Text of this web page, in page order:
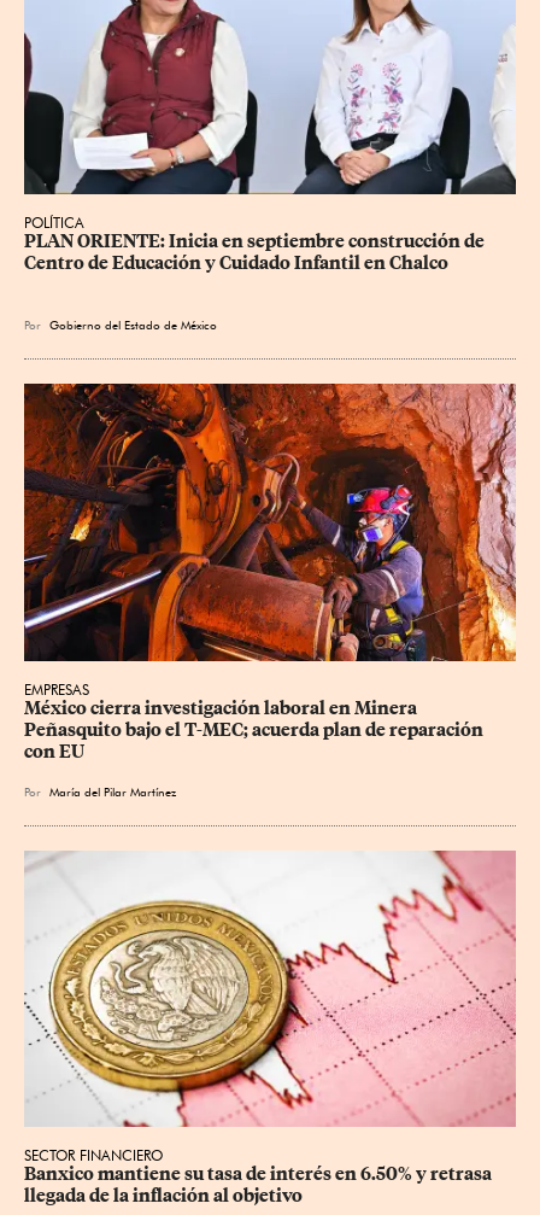
POLÍTICA
PLAN ORIENTE: Inicia en septiembre construcción de
Centro de Educación y Cuidado Infantil en Chalco
Por Gobierno del Estado de México
EMPRESAS
México cierra investigación laboral en Minera
Peñasquito bajo el T-MEC; acuerda plan de reparación
con EU
Por María del Pilar Martínez
SECTOR FINANCIERO
Banxico mantiene su tasa de interés en 6.50% y retrasa
llegada de la inflación al objetivo